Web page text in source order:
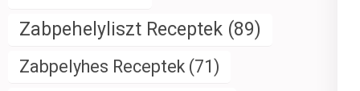
Zabpehelyliszt Receptek (89)
Zabpelyhes Receptek (71)